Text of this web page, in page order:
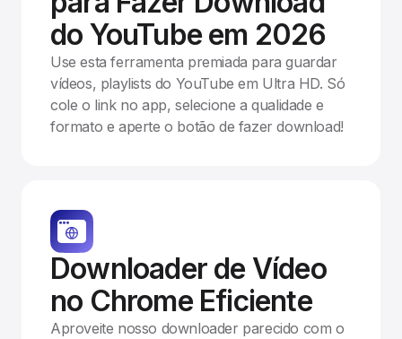
do YouTube em 2026
Use esta ferramenta premiada para guardar
vídeos, playlists do YouTube em Ultra HD. Só
cole o link no app, selecione a qualidade e
formato e aperte o botão de fazer download!
Downloader de Vídeo
no Chrome Eficiente
Aproveite nosso downloader parecido com o